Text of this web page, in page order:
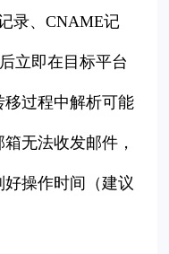
录、CNAME记
立即在目标平台
过程中解析可能
无法收发邮件，
操作时间（建议